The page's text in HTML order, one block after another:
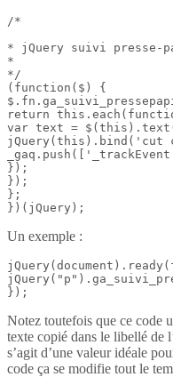
/*
* jQuery suivi presse-
*
*/
(function($) {
return
var text =
jQuery(this).bind('cut
});
});
};
})(jQuery);
Un exemple :
});
Notez toutefois que ce code
texte copié dans le libellé de
s’agit d’une valeur idéale
code ça se modifie tout le